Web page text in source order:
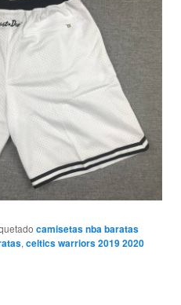
camisetas nba baratas
,celtics warriors 2019 2020